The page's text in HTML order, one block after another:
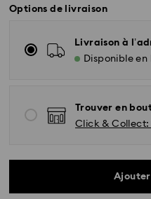
Options de livraison
Livraison à
Disponible en
Trouver en
Click &